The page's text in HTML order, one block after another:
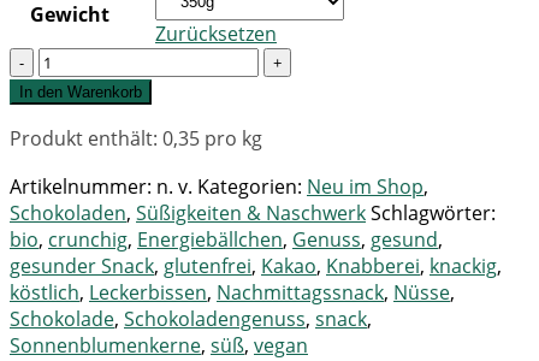
Gewicht
Zurücksetzen
Quantity
In den Warenkorb
Produkt enthält: 0,35 pro kg
Artikelnummer: n. v. Kategorien: Neu im Shop,
Schokoladen, Süßigkeiten & NaschwerkSchlagwörter:
bio, crunchig, Energiebällchen, Genuss, gesund,
gesunder Snack, glutenfrei, Kakao, Knabberei, knackig,
köstlich, Leckerbissen, Nachmittagssnack, Nüsse,
Schokolade, Schokoladengenuss, snack,
Sonnenblumenkerne, süß, vegan